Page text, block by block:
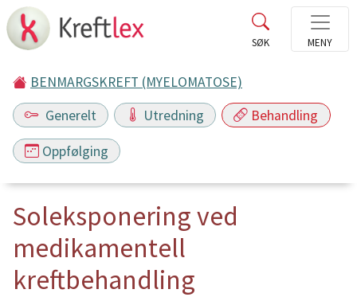
BENMARGSKREFT (MYELOMATOSE)
Generelt
Utredning Behandling
Oppfølging
Soleksponering ved
medikamentell
kreftbehandling